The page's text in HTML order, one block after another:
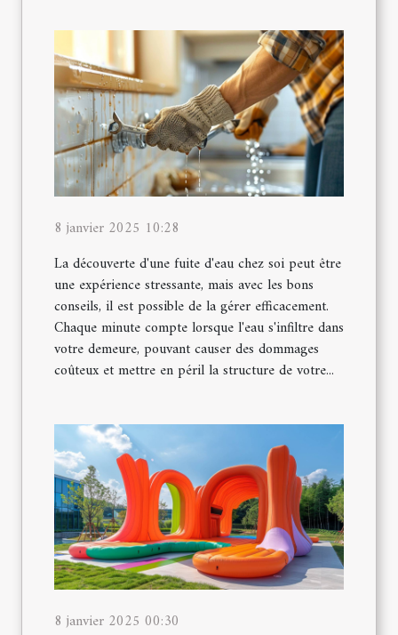
8 janvier 2025 10:28
La découverte d'une fuite d'eau chez soi peut être
une expérience stressante, mais avec les bons
conseils, il est possible de la gérer efficacement.
Chaque minute compte lorsque l'eau s'infiltre dans
votre demeure, pouvant causer des dommages
coûteux et mettre en péril la structure de votre...
8 janvier 2025 00:30